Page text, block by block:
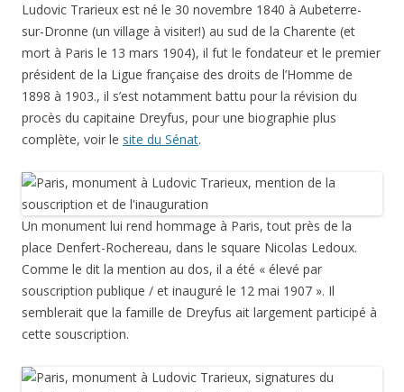
Ludovic Trarieux est né le 30 novembre 1840 à Aubeterre-
sur-Dronne (un village à visiter!) au sud de la Charente (et
mort à Paris le 13 mars 1904), il fut le fondateur et le premier
président de la Ligue française des droits de l’Homme de
1898 à 1903., il s’est notamment battu pour la révision du
procès du capitaine Dreyfus, pour une biographie plus
complète, voir le site du Sénat.
Un monument lui rend hommage à Paris, tout près de la
place Denfert-Rochereau, dans le square Nicolas Ledoux.
Comme le dit la mention au dos, il a été « élevé par
souscription publique / et inauguré le 12 mai 1907 ». Il
semblerait que la famille de Dreyfus ait largement participé à
cette souscription.